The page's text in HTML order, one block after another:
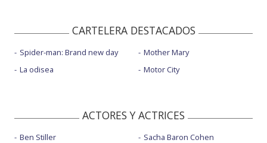
CARTELERA DESTACADOS
Spider-man: Brand new day
La odisea
Mother Mary
Motor City
ACTORES Y ACTRICES
Ben Stiller
Sacha Baron Cohen